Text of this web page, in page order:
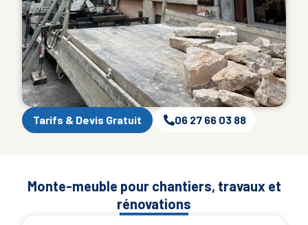
Tarifs & Devis Gratuit 06 27 66 03 88
Monte-meuble pour chantiers, travaux et
rénovations